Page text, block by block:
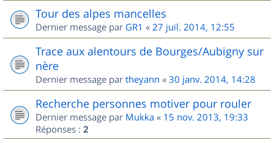
Tour des alpes mancelles
Dernier message par GR1 « 27 juil. 2014, 12:55
Trace aux alentours de Bourges/Aubigny sur
nère
Dernier message par theyann « 30 janv. 2014, 14:28
Recherche personnes motiver pour rouler
Dernier message par Mukka « 15 nov. 2013, 19:33
Réponses : 2